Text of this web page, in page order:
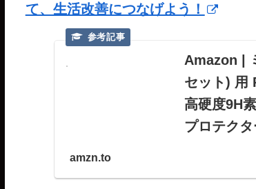
て、生活改善につなげよう！
Amazon |
セット) 用
高硬度9H
プロテク
amzn.to